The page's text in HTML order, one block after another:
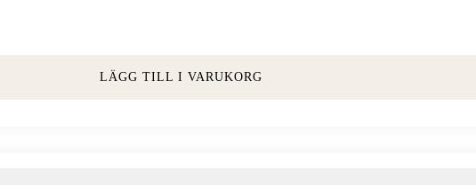
LÄGG TILL I VARUKORG